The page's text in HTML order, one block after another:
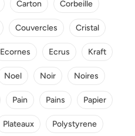
Carton Corbeille
Couvercles Cristal
Ecornes Ecrus Kraft
Noel Noir Noires
Pain Pains Papier
Plateaux Polystyrene